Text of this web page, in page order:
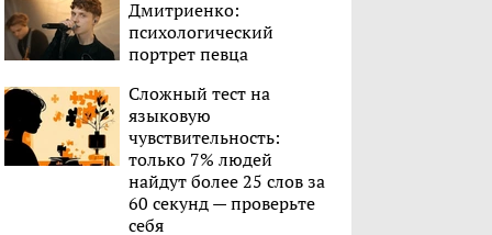
Дмитриенко:
психологический
портрет певца
Сложный тест на
языковую
чувствительность:
только 7% людей
найдут более 25 слов за
60 секунд — проверьте
себя